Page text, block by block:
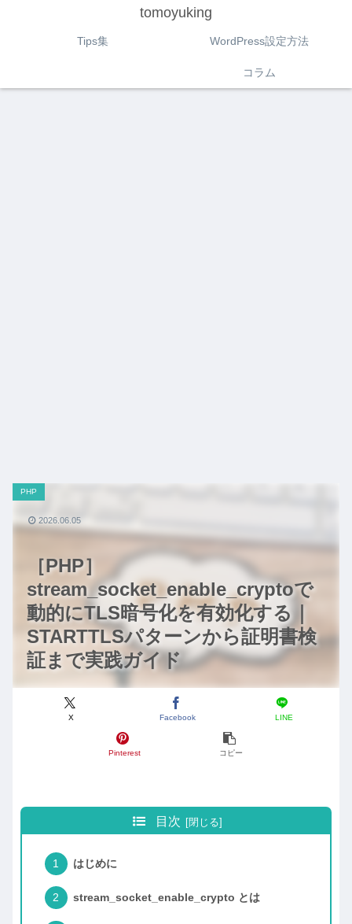
tomoyuking
Tips集 WordPress設定方法
コラム
［PHP］
stream_socket_enable_cryptoで
動的にTLS暗号化を有効化する｜
STARTTLSパターンから証明書検
証まで実践ガイド
PHP
X Facebook LINE
Pinterest コピー
2026.06.05
目次
はじめに
stream_socket_enable_crypto とは